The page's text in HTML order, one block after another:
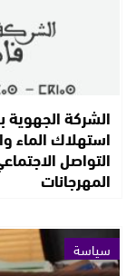
الشركة
استهلاك الماء
التواصل
المهرجانات
سياسة